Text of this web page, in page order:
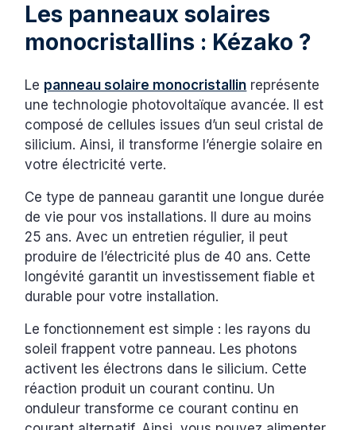
Les panneaux solaires
monocristallins : Kézako ?
Le panneau solaire monocristallin représente
une technologie photovoltaïque avancée. Il est
composé de cellules issues d’un seul cristal de
silicium. Ainsi, il transforme l’énergie solaire en
votre électricité verte.
Ce type de panneau garantit une longue durée
de vie pour vos installations. Il dure au moins
25 ans. Avec un entretien régulier, il peut
produire de l’électricité plus de 40 ans. Cette
longévité garantit un investissement fiable et
durable pour votre installation.
Le fonctionnement est simple : les rayons du
soleil frappent votre panneau. Les photons
activent les électrons dans le silicium. Cette
réaction produit un courant continu. Un
onduleur transforme ce courant continu en